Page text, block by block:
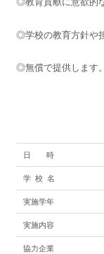
◎学校の教育方針や
◎無償で提供します。
〇〇〇〇〇〇〇〇
日 時
学 校 名
実施学年
実施内容
協力企業